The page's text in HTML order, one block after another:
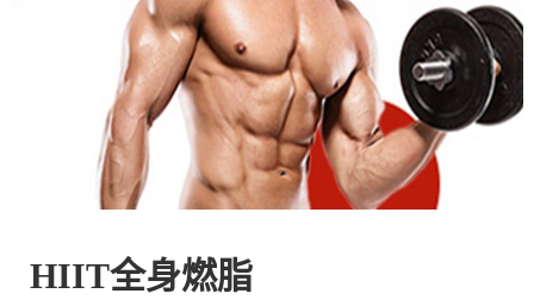
有
HIIT全身燃脂